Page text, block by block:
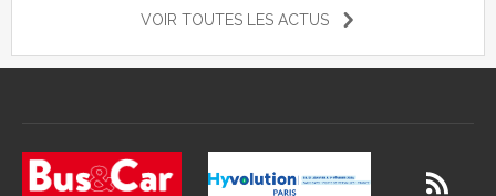
VOIR TOUTES LES ACTUS